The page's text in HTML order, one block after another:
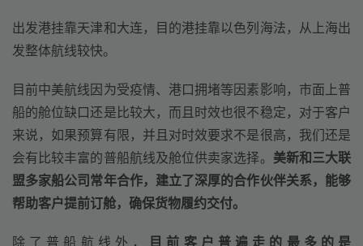
出发港挂靠天津和大连，目的港挂靠以色列海法，从上海出
发整体航线较快。
目前中美航线因为受疫情、港口拥堵等因素影响，市面上普
船的舱位缺口还是比较大，而且时效也很不稳定，对于客户
来说，如果预算有限，并且对时效要求不是很高，我们还是
会有比较丰富的普船航线及舱位供卖家选择。 美新和三大联
盟多家船公司常年合作，建立了深厚的合作伙伴关系，能够
帮助客户提前订舱，确保货物履约交付。
除了普船航线外， 目前客户普遍走的最多的是